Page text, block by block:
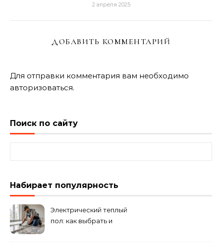
2 апреля 2025
ДОБАВИТЬ КОММЕНТАРИЙ
Для отправки комментария вам необходимо
авторизоваться.
Поиск по сайту
Набирает популярность
Электрический теплый
пол: как выбрать и